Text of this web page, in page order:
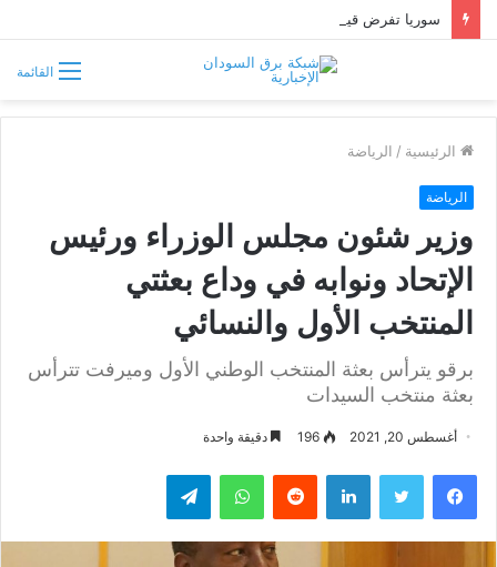
القائمة
الرئيسية / الرياضة
الرياضة
وزير شئون مجلس الوزراء ورئيس
الإتحاد ونوابه في وداع بعثتي
المنتخب الأول والنسائي
برقو يترأس بعثة المنتخب الوطني الأول وميرفت تترأس
بعثة منتخب السيدات
أغسطس 20, 2021 196 دقيقة واحدة
فيسبوك تويتر لينكدإن واتساب تيلقرام